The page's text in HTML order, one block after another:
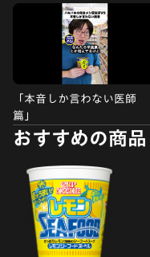
「本音しか言わない医師
篇」
おすすめの商品